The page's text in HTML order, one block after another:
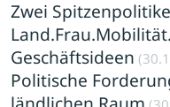
Zwei
Geschäftsideen
Politische